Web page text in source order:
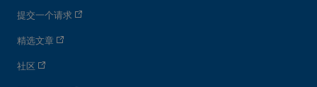
提交一个请求
精选文章
社区